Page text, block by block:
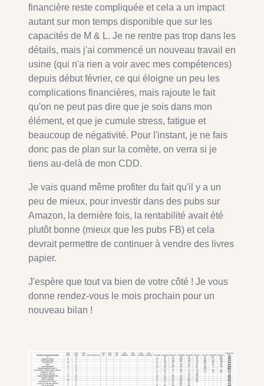
financière reste compliquée et cela a un impact
autant sur mon temps disponible que sur les
capacités de M & L. Je ne rentre pas trop dans les
détails, mais j'ai commencé un nouveau travail en
usine (qui n'a rien a voir avec mes compétences)
depuis début février, ce qui éloigne un peu les
complications financières, mais rajoute le fait
qu'on ne peut pas dire que je sois dans mon
élément, et que je cumule stress, fatigue et
beaucoup de négativité. Pour l'instant, je ne fais
donc pas de plan sur la comète, on verra si je
tiens au-delà de mon CDD.
Je vais quand même profiter du fait qu'il y a un
peu de mieux, pour investir dans des pubs sur
Amazon, la dernière fois, la rentabilité avait été
plutôt bonne (mieux que les pubs FB) et cela
devrait permettre de continuer à vendre des livres
papier.
J'espère que tout va bien de votre côté ! Je vous
donne rendez-vous le mois prochain pour un
nouveau bilan !